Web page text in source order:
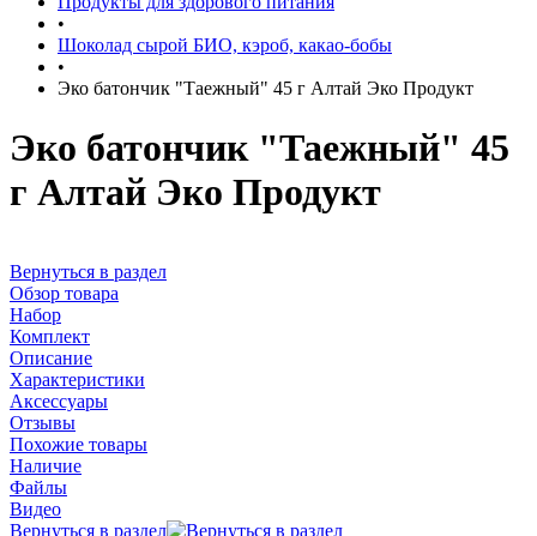
•
Шоколад сырой БИО, кэроб, какао-бобы
•
Эко батончик "Таежный" 45 г Алтай Эко Продукт
Эко батончик "Таежный" 45
г Алтай Эко Продукт
Вернуться в раздел
Обзор товара
Набор
Комплект
Описание
Характеристики
Аксессуары
Отзывы
Похожие товары
Наличие
Файлы
Видео
Вернуться в раздел